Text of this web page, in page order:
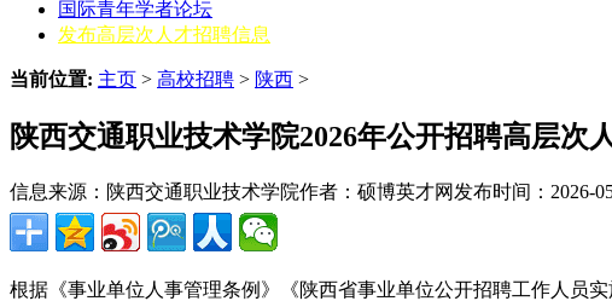
国际青年学者论坛
发布高层次人才招聘信息
当前位置: 主页 > 高校招聘 > 陕西 >
陕西交通职业技术学院2026年公开招聘高层次
信息来源：陕西交通职业技术学院作者：硕博英才网 发布时间：2026-
根据《事业单位人事管理条例》《陕西省事业单位公开招聘工作人员